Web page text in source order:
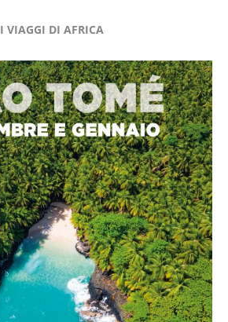
I VIAGGI DI AFRICA